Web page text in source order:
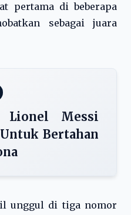
pertama di beberapa
sebagai juara
Lionel Messi
Bertahan
unggul di tiga nomor